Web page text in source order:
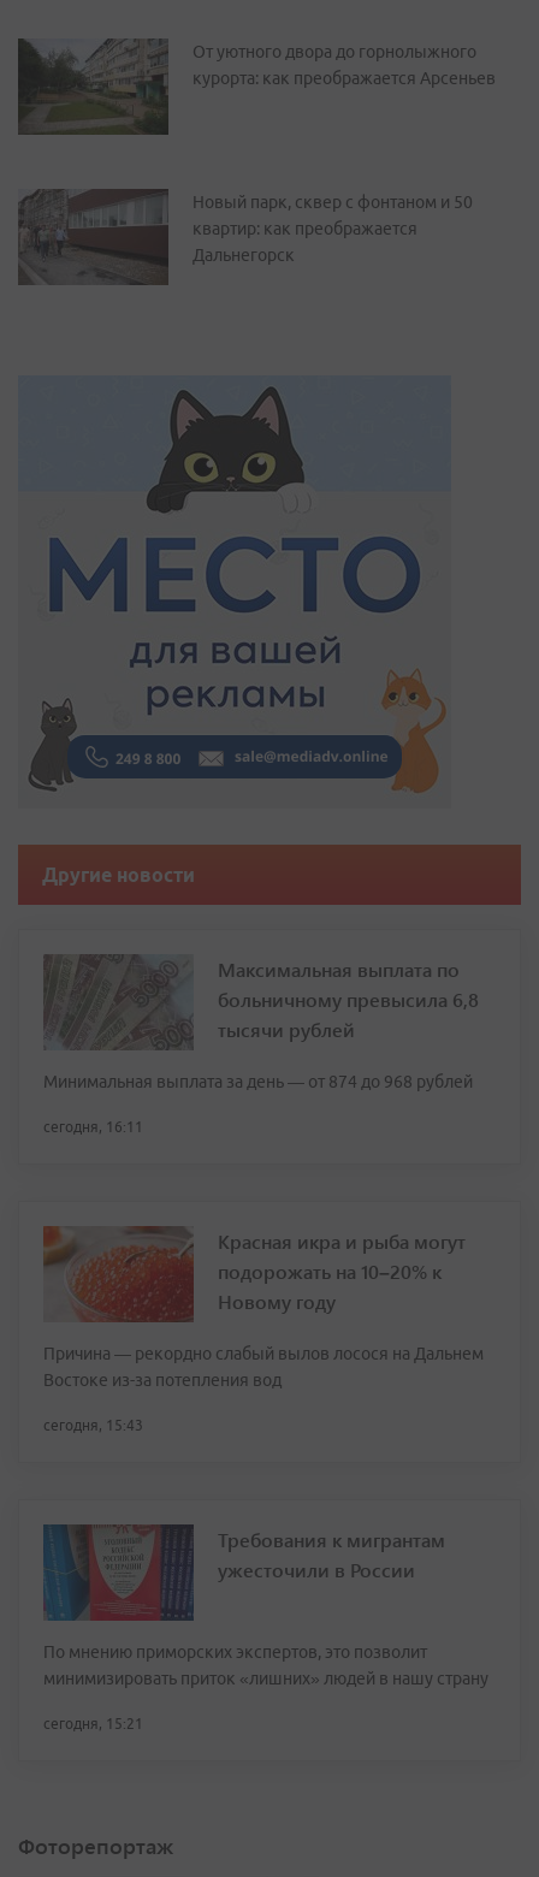
От уютного двора до горнолыжного
курорта: как преображается Арсеньев
Новый парк, сквер с фонтаном и 50
квартир: как преображается
Дальнегорск
Другие новости
Максимальная выплата по
больничному превысила 6,8
тысячи рублей
Минимальная выплата за день — от 874 до 968 рублей
сегодня, 16:11
Красная икра и рыба могут
подорожать на 10–20% к
Новому году
Причина — рекордно слабый вылов лосося на Дальнем
Востоке из-за потепления вод
сегодня, 15:43
Требования к мигрантам
ужесточили в России
По мнению приморских экспертов, это позволит
минимизировать приток «лишних» людей в нашу страну
сегодня, 15:21
Фоторепортаж